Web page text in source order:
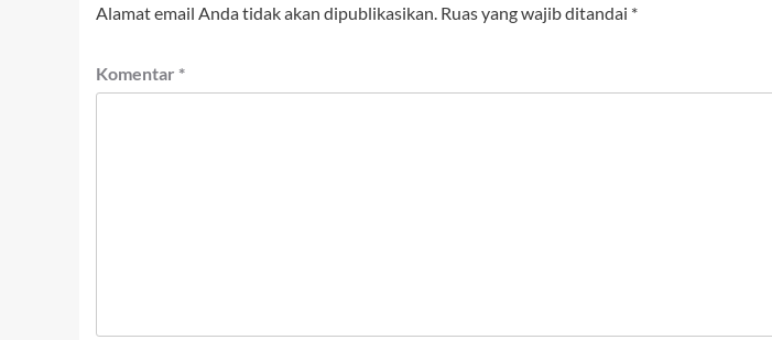
Alamat email Anda tidak akan dipublikasikan. Ruas yang wajib ditandai *
Komentar *